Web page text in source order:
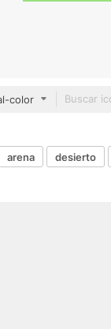
color
arena desierto